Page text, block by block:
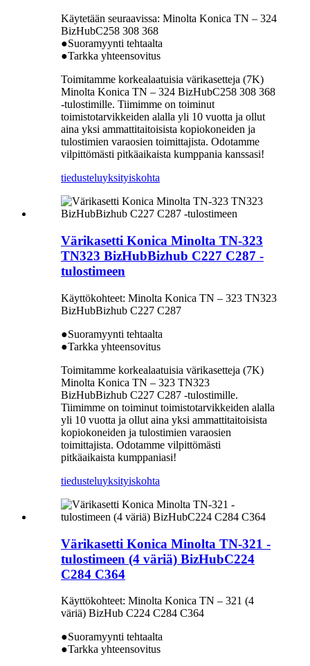
Käytetään seuraavissa: Minolta Konica TN – 324
BizHubC258 308 368
●Suoramyynti tehtaalta
●Tarkka yhteensovitus
Toimitamme korkealaatuisia värikasetteja (7K)
Minolta Konica TN – 324 BizHubC258 308 368
-tulostimille. Tiimimme on toiminut
toimistotarvikkeiden alalla yli 10 vuotta ja ollut
aina yksi ammattitaitoisista kopiokoneiden ja
tulostimien varaosien toimittajista. Odotamme
vilpittömästi pitkäaikaista kumppania kanssasi!
tiedusteluyksityiskohta
Värikasetti Konica Minolta TN-323
TN323 BizHubBizhub C227 C287 -
tulostimeen
Käyttökohteet: Minolta Konica TN – 323 TN323
BizHubBizhub C227 C287
●Suoramyynti tehtaalta
●Tarkka yhteensovitus
Toimitamme korkealaatuisia värikasetteja (7K)
Minolta Konica TN – 323 TN323
BizHubBizhub C227 C287 -tulostimille.
Tiimimme on toiminut toimistotarvikkeiden alalla
yli 10 vuotta ja ollut aina yksi ammattitaitoisista
kopiokoneiden ja tulostimien varaosien
toimittajista. Odotamme vilpittömästi
pitkäaikaista kumppaniasi!
tiedusteluyksityiskohta
Värikasetti Konica Minolta TN-321 -
tulostimeen (4 väriä) BizHubC224
C284 C364
Käyttökohteet: Minolta Konica TN – 321 (4
väriä) BizHub C224 C284 C364
●Suoramyynti tehtaalta
●Tarkka yhteensovitus